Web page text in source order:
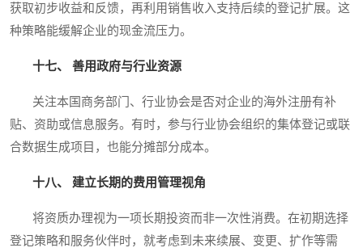
获取初步收益和反馈，再利用销售收入支持后续的登记扩展。这
种策略能缓解企业的现金流压力。
十七、 善用政府与行业资源
关注本国商务部门、行业协会是否对企业的海外注册有补
贴、资助或信息服务。有时，参与行业协会组织的集体登记或联
合数据生成项目，也能分摊部分成本。
十八、 建立长期的费用管理视角
将资质办理视为一项长期投资而非一次性消费。在初期选择
登记策略和服务伙伴时，就考虑到未来续展、变更、扩作等需